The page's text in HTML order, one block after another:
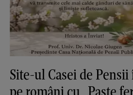
Site-ul Casei de
pe români cu „Paște